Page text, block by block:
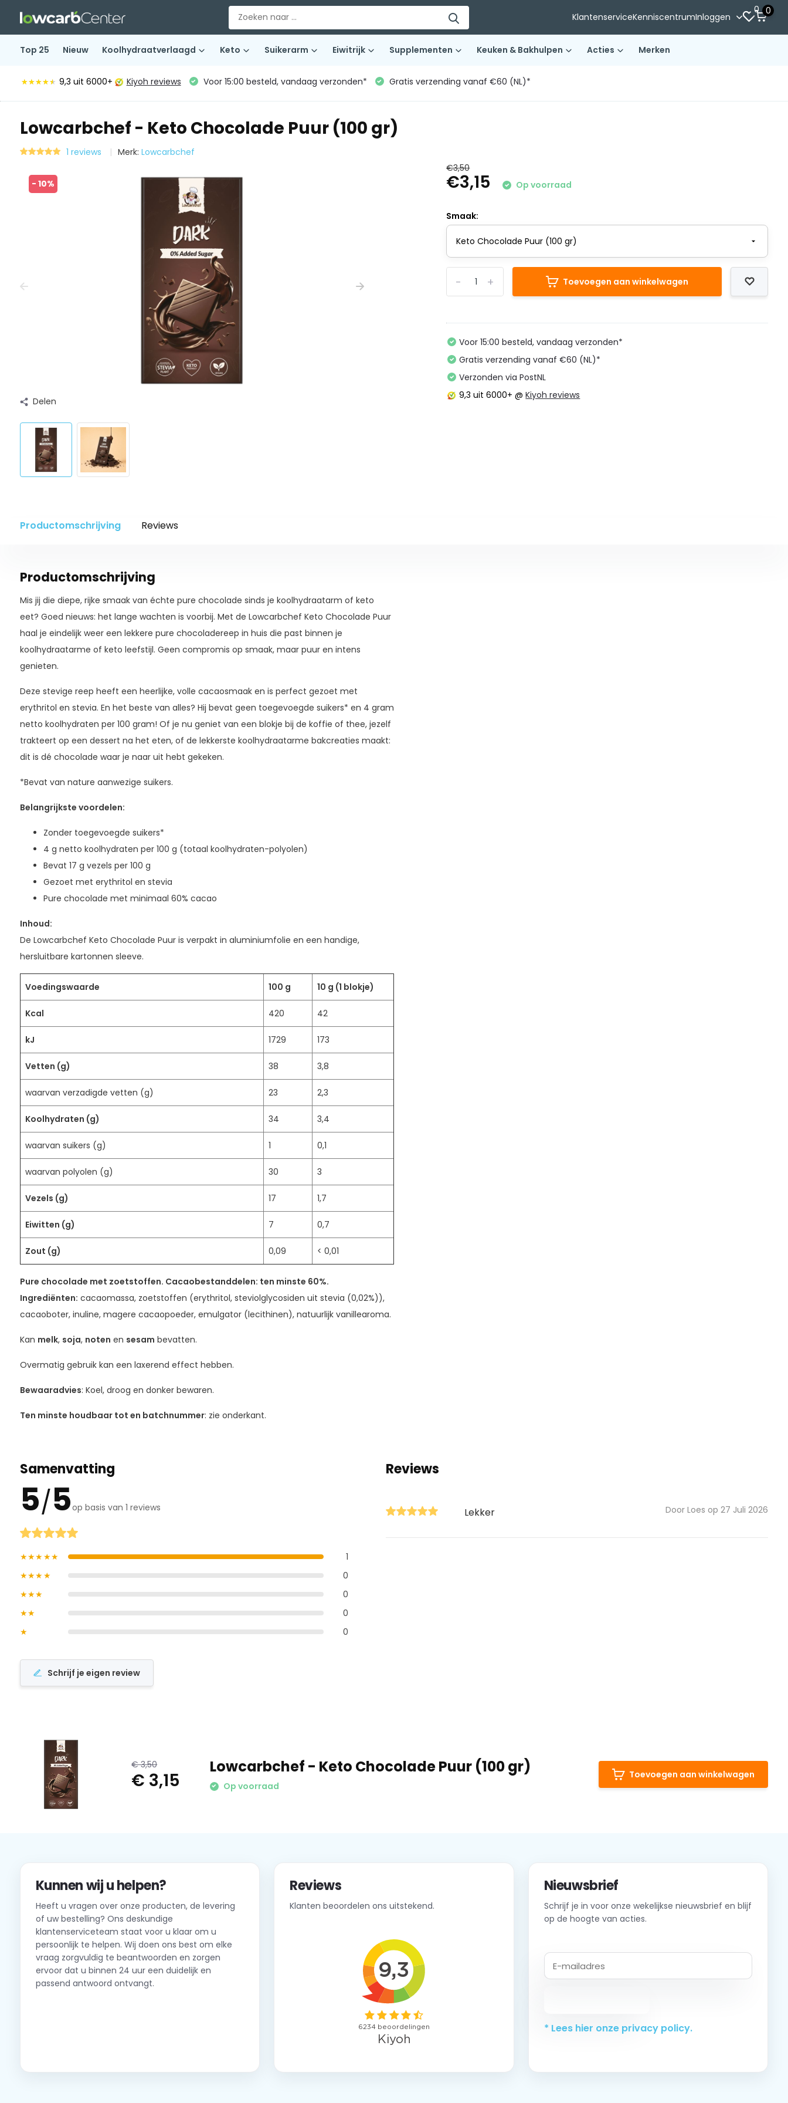
KlantenserviceKenniscentrumInloggen
0 0
Top 25 Nieuw Koolhydraatverlaagd Keto Suikerarm Eiwitrijk Supplementen Keuken & Bakhulpen Acties Merken
★★★★★
★★★★★ 9,3 uit 6000+ Kiyoh reviews Voor 15:00 besteld, vandaag verzonden* Gratis verzending vanaf €60 (NL)*
Lowcarbchef - Keto Chocolade Puur (100 gr)
1 reviews Merk: Lowcarbchef
- 10%
Delen
€3,50
€3,15 Op voorraad
Smaak:
+
- Toevoegen aan winkelwagen
Voor 15:00 besteld, vandaag verzonden*
Gratis verzending vanaf €60 (NL)*
Verzonden via PostNL
9,3 uit 6000+ @Kiyoh reviews
Productomschrijving Reviews
Productomschrijving
Mis jij die diepe, rijke smaak van échte pure chocolade sinds je koolhydraatarm of keto
eet? Goed nieuws: het lange wachten is voorbij. Met de Lowcarbchef Keto Chocolade Puur
haal je eindelijk weer een lekkere pure chocoladereep in huis die past binnen je
koolhydraatarme of keto leefstijl. Geen compromis op smaak, maar puur en intens
genieten.
Deze stevige reep heeft een heerlijke, volle cacaosmaak en is perfect gezoet met
erythritol en stevia. En het beste van alles? Hij bevat geen toegevoegde suikers* en 4 gram
netto koolhydraten per 100 gram! Of je nu geniet van een blokje bij de koffie of thee, jezelf
trakteert op een dessert na het eten, of de lekkerste koolhydraatarme bakcreaties maakt:
dit is dé chocolade waar je naar uit hebt gekeken.
*Bevat van nature aanwezige suikers.
Belangrijkste voordelen:
Zonder toegevoegde suikers*
4 g netto koolhydraten per 100 g (totaal koolhydraten-polyolen)
Bevat 17 g vezels per 100 g
Gezoet met erythritol en stevia
Pure chocolade met minimaal 60% cacao
Inhoud:
De Lowcarbchef Keto Chocolade Puur is verpakt in aluminiumfolie en een handige,
hersluitbare kartonnen sleeve.
Voedingswaarde 100 g 10 g (1 blokje)
Kcal 420 42
kJ 1729 173
Vetten (g) 38 3,8
waarvan verzadigde vetten (g) 23 2,3
Koolhydraten (g) 34 3,4
waarvan suikers (g) 1 0,1
waarvan polyolen (g) 30 3
Vezels (g) 17 1,7
Eiwitten (g) 7 0,7
Zout (g) 0,09 < 0,01
Pure chocolade met zoetstoffen. Cacaobestanddelen: ten minste 60%.
Ingrediënten: cacaomassa, zoetstoffen (erythritol, steviolglycosiden uit stevia (0,02%)),
cacaoboter, inuline, magere cacaopoeder, emulgator (lecithinen), natuurlijk vanillearoma.
Kan melk, soja, noten en sesam bevatten.
Overmatig gebruik kan een laxerend effect hebben.
Bewaaradvies: Koel, droog en donker bewaren.
Ten minste houdbaar tot en batchnummer: zie onderkant.
Samenvatting
5/5op basis van 1 reviews
★★★★★
1
★★★★
0
★★★
0
★★
0
★
0
Schrijf je eigen review
Reviews
Lekker Door Loes op 27 Juli 2026
€ 3,50
€ 3,15
Lowcarbchef - Keto Chocolade Puur (100 gr)
Op voorraad
Toevoegen aan winkelwagen
Kunnen wij u helpen?
Heeft u vragen over onze producten, de levering
of uw bestelling? Ons deskundige
klantenserviceteam staat voor u klaar om u
persoonlijk te helpen. Wij doen ons best om elke
vraag zorgvuldig te beantwoorden en zorgen
ervoor dat u binnen 24 uur een duidelijk en
passend antwoord ontvangt.
Reviews
Klanten beoordelen ons uitstekend.
Nieuwsbrief
Schrijf je in voor onze wekelijkse nieuwsbrief en blijf
op de hoogte van acties.
* Lees hier onze privacy policy.